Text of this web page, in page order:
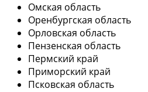
Омская область
Оренбургская область
Орловская область
Пензенская область
Пермский край
Приморский край
Псковская область